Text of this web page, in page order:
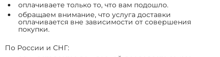
оплачиваете только то, что вам подошло.
обращаем внимание, что услуга доставки
оплачивается вне зависимости от совершения
покупки.
По России и СНГ: